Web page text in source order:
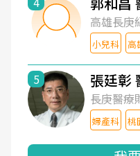
高雄長庚
小兒科 高
5 張廷彰
長庚醫療
婦產科 桃